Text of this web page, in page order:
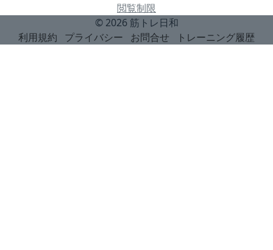
閲覧制限
© 2026 筋トレ日和
利用規約
プライバシー お問合せ トレーニング履歴